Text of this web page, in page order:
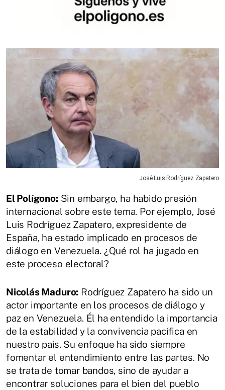
José Luis Rodríguez Zapatero
El Polígono: Sin embargo, ha habido presión
internacional sobre este tema. Por ejemplo, José
Luis Rodríguez Zapatero, expresidente de
España, ha estado implicado en procesos de
diálogo en Venezuela. ¿Qué rol ha jugado en
este proceso electoral?
Nicolás Maduro: Rodríguez Zapatero ha sido un
actor importante en los procesos de diálogo y
paz en Venezuela. Él ha entendido la importancia
de la estabilidad y la convivencia pacífica en
nuestro país. Su enfoque ha sido siempre
fomentar el entendimiento entre las partes. No
se trata de tomar bandos, sino de ayudar a
encontrar soluciones para el bien del pueblo